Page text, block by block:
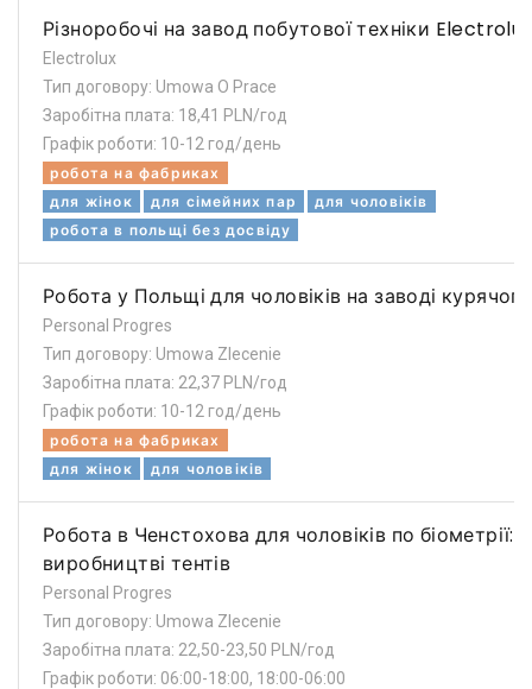
Різноробочі на завод побутової техніки Electrolux
Electrolux
Тип договору: Umowa O Prace
Заробітна плата: 18,41 PLN/год
Графік роботи: 10-12 год/день
робота на фабриках
для жінок
для сімейних пар
для чоловіків
робота в польщі без досвіду
Робота у Польщі для чоловіків на заводі
Personal Progres
Тип договору: Umowa Zlecenie
Заробітна плата: 22,37 PLN/год
Графік роботи: 10-12 год/день
робота на фабриках
для жінок
для чоловіків
Робота в Ченстохова для чоловіків по біометрії:
виробництві тентів
Personal Progres
Тип договору: Umowa Zlecenie
Заробітна плата: 22,50-23,50 PLN/год
Графік роботи: 06:00-18:00, 18:00-06:00